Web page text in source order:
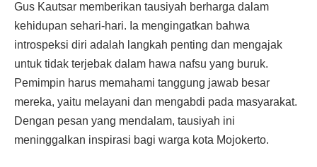
Gus Kautsar memberikan tausiyah berharga dalam
kehidupan sehari-hari. Ia mengingatkan bahwa
introspeksi diri adalah langkah penting dan mengajak
untuk tidak terjebak dalam hawa nafsu yang buruk.
Pemimpin harus memahami tanggung jawab besar
mereka, yaitu melayani dan mengabdi pada masyarakat.
Dengan pesan yang mendalam, tausiyah ini
meninggalkan inspirasi bagi warga kota Mojokerto.